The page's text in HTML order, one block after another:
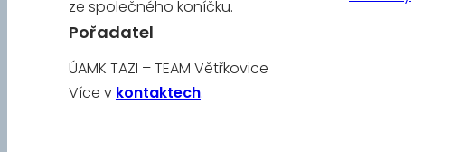
ze společného koníčku.
Pořadatel
ÚAMK TAZI – TEAM Větřkovice
Více v kontaktech.